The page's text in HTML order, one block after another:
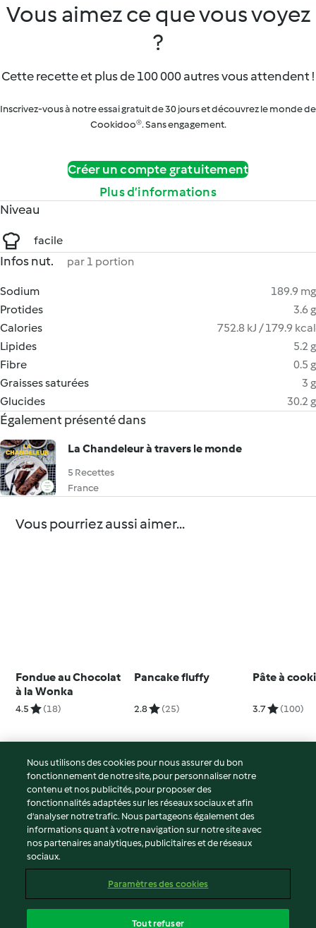
Vous aimez ce que vous voyez
?
Cette recette et plus de 100 000 autres vous attendent !
Inscrivez-vous à notre essai gratuit de 30 jours et découvrez le monde de
Cookidoo®. Sans engagement.
Créer un compte gratuitement
Plus d’informations
Niveau
facile
Infos nut. par 1 portion
Sodium
189.9 mg
Protides
3.6 g
Calories
752.8 kJ / 179.9 kcal
Lipides
5.2 g
Fibre
0.5 g
Graisses saturées
3 g
Glucides
30.2 g
Également présenté dans
La Chandeleur à travers le monde
5 Recettes
France
Vous pourriez aussi aimer...
Fondue au Chocolat
à la Wonka
4.5 (18)
Pancake fluffy
2.8 (25)
Pâte à
3.7 (100)
© Copyright 2026
Conditions d'utilisation
Politique de confidentialité
Non-responsabilité
Mentions légales
Contenu du rapport
Nous utilisons des cookies pour nous assurer du bon
fonctionnement de notre site, pour personnaliser notre
contenu et nos publicités, pour proposer des
fonctionnalités adaptées sur les réseaux sociaux et afin
d’analyser notre trafic. Nous partageons également des
informations quant à votre navigation sur notre site avec
nos partenaires analytiques, publicitaires et de réseaux
sociaux.
Paramètres des cookies
Tout refuser